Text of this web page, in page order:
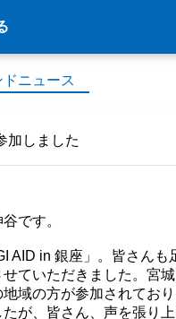
ニュース
加しました
です。
AID in 銀座」。皆さん
ていただきました。宮
域の方が参加されてお
が、皆さん、声を張り